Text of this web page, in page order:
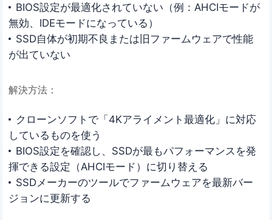
BIOS設定が最適化されていない（例：AHCIモードが
無効、IDEモードになっている）
SSD自体が初期不良または旧ファームウェアで性能
が出ていない
解決方法：
クローンソフトで「4Kアライメント最適化」に対応
しているものを使う
BIOS設定を確認し、SSDが最もパフォーマンスを発
揮できる設定（AHCIモード）に切り替える
SSDメーカーのツールでファームウェアを最新バー
ジョンに更新する